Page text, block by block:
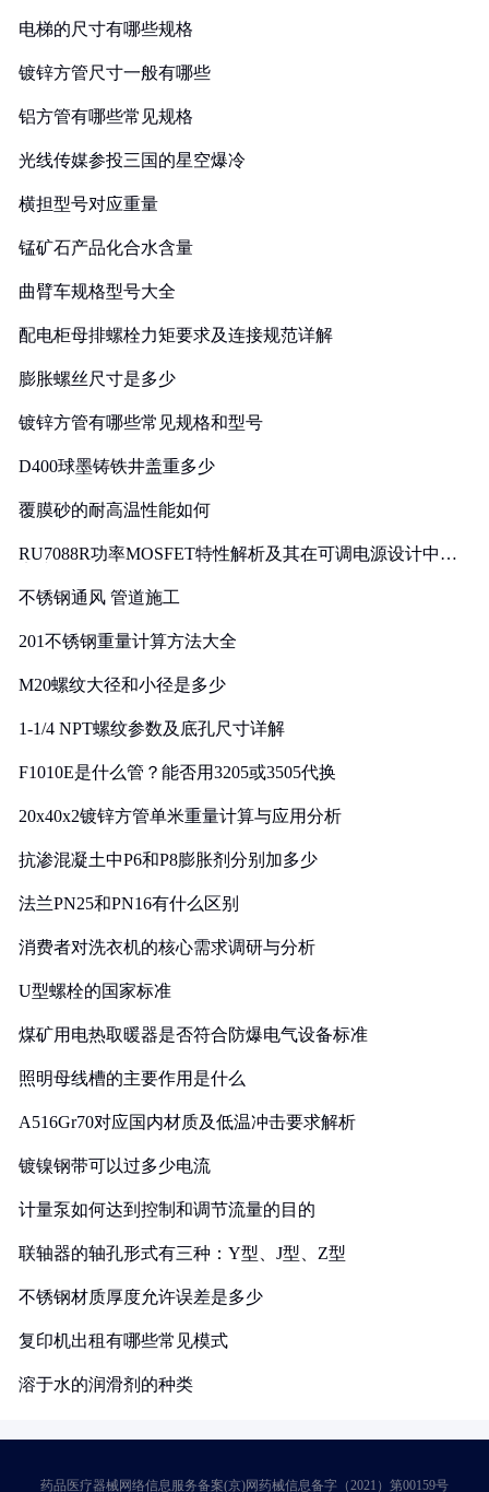
电梯的尺寸有哪些规格
镀锌方管尺寸一般有哪些
铝方管有哪些常见规格
光线传媒参投三国的星空爆冷
横担型号对应重量
锰矿石产品化合水含量
曲臂车规格型号大全
配电柜母排螺栓力矩要求及连接规范详解
膨胀螺丝尺寸是多少
镀锌方管有哪些常见规格和型号
D400球墨铸铁井盖重多少
覆膜砂的耐高温性能如何
RU7088R功率MOSFET特性解析及其在可调电源设计中的
不锈钢通风 管道施工
201不锈钢重量计算方法大全
M20螺纹大径和小径是多少
1-1/4 NPT螺纹参数及底孔尺寸详解
F1010E是什么管？能否用3205或3505代换
20x40x2镀锌方管单米重量计算与应用分析
抗渗混凝土中P6和P8膨胀剂分别加多少
法兰PN25和PN16有什么区别
消费者对洗衣机的核心需求调研与分析
U型螺栓的国家标准
煤矿用电热取暖器是否符合防爆电气设备标准
照明母线槽的主要作用是什么
A516Gr70对应国内材质及低温冲击要求解析
镀镍钢带可以过多少电流
计量泵如何达到控制和调节流量的目的
联轴器的轴孔形式有三种：Y型、J型、Z型
不锈钢材质厚度允许误差是多少
复印机出租有哪些常见模式
溶于水的润滑剂的种类
药品医疗器械网络信息服务备案(京)网药械信息备字（2021）第00159号